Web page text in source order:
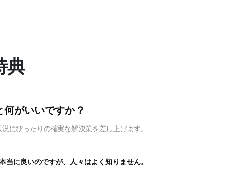
典
何がいいですか？
にぴったりの確実な解決策を差し上げます。
当に良いのですが、人々はよく知りません。